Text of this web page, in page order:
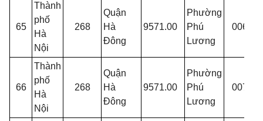
65
Thành
phố
Hà
Nội
268
Quận
Hà
Đông
9571.00
Phường
Phú
Lương
006
66
Thành
phố
Hà
Nội
268
Quận
Hà
Đông
9571.00
Phường
Phú
Lương
007